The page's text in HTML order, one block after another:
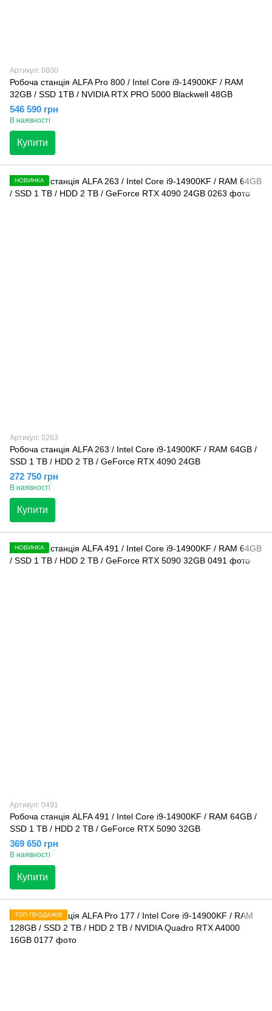
Артикул: 0800
Робоча станція ALFA Pro 800 / Intel Core i9-14900KF / RAM
32GB / SSD 1TB / NVIDIA RTX PRO 5000 Blackwell 48GB
546 590 грн
В наявності
Купити
НОВИНКА
Артикул: 0263
Робоча станція ALFA 263 / Intel Core i9-14900KF / RAM 64GB /
SSD 1 TB / HDD 2 TB / GeForce RTX 4090 24GB
272 750 грн
В наявності
Купити
НОВИНКА
Артикул: 0491
Робоча станція ALFA 491 / Intel Core i9-14900KF / RAM 64GB /
SSD 1 TB / HDD 2 TB / GeForce RTX 5090 32GB
369 650 грн
В наявності
Купити
ТОП ПРОДАЖІВ